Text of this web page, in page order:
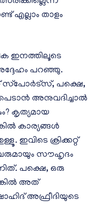
എല്ലാം താളം
ഇനത്തിലൂടെ
പറഞ്ഞു.
സ്‌പോര്‍ട്‌സ്, പക്ഷെ,
അനുവദിച്ചാല്‍
കൃത്യമായ
കാര്യങ്ങള്‍
ഇവിടെ ക്രിക്കറ്റ്
സൗഹൃദം
പക്ഷെ, ഒരു
അത്
അഫ്രീദിയുടെ